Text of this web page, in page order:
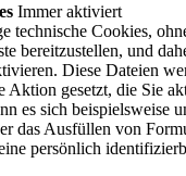
Immer aktiviert
technische Cookies,
bereitzustellen, und
Diese Dateien
Aktion gesetzt, die Sie
es sich beispielsweise
das Ausfüllen von
persönlich